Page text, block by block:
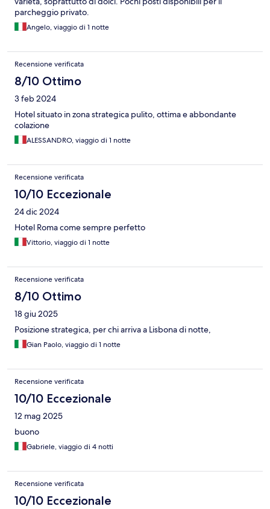
parcheggio privato.
Angelo, viaggio di 1 notte
Recensione verificata
8/10 Ottimo
3 feb 2024
Hotel situato in zona strategica pulito, ottima e abbondante
colazione
ALESSANDRO, viaggio di 1 notte
Recensione verificata
10/10 Eccezionale
24 dic 2024
Hotel Roma come sempre perfetto
Vittorio, viaggio di 1 notte
Recensione verificata
8/10 Ottimo
18 giu 2025
Posizione strategica, per chi arriva a Lisbona di notte,
Gian Paolo, viaggio di 1 notte
Recensione verificata
10/10 Eccezionale
12 mag 2025
buono
Gabriele, viaggio di 4 notti
Recensione verificata
10/10 Eccezionale